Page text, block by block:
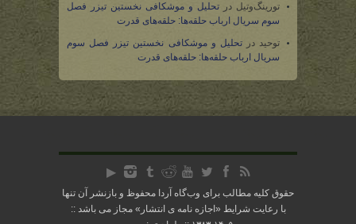
تورینگ‌وتیل در تحلیل و موشکافی نخستین تیزر فصل
سوم سریال ارباب حلقه‌ها: حلقه‌های قدرت
توحید درتحلیل و موشکافی نخستین تیزر فصل سوم
سریال ارباب حلقه‌ها: حلقه‌های قدرت
حقوق کلیه مطالب برای وب‌گاه آردا محفوظ و بازنشر آن تنها
با رعایت شرایط « اجازه نامه ی انتشار » مجاز می باشد ::